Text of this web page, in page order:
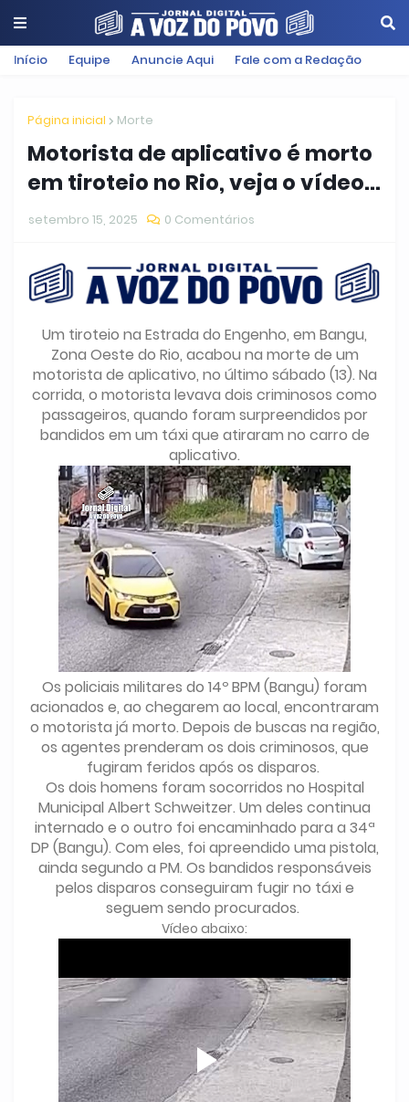
Início Equipe Anuncie Aqui Fale com a Redação
Página inicial Morte
Motorista de aplicativo é morto
em tiroteio no Rio, veja o vídeo...
setembro 15, 2025 0 Comentários
Um tiroteio na Estrada do Engenho, em Bangu,
Zona Oeste do Rio, acabou na morte de um
motorista de aplicativo, no último sábado (13). Na
corrida, o motorista levava dois criminosos como
passageiros, quando foram surpreendidos por
bandidos em um táxi que atiraram no carro de
aplicativo.
Os policiais militares do 14º BPM (Bangu) foram
acionados e, ao chegarem ao local, encontraram
o motorista já morto. Depois de buscas na região,
os agentes prenderam os dois criminosos, que
fugiram feridos após os disparos.
Os dois homens foram socorridos no Hospital
Municipal Albert Schweitzer. Um deles continua
internado e o outro foi encaminhado para a 34ª
DP (Bangu). Com eles, foi apreendido uma pistola,
ainda segundo a PM. Os bandidos responsáveis
pelos disparos conseguiram fugir no táxi e
seguem sendo procurados.
Vídeo abaixo: